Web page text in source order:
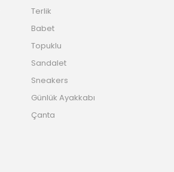
Terlik
Babet
Topuklu
Sandalet
Sneakers
Günlük Ayakkabı
Çanta